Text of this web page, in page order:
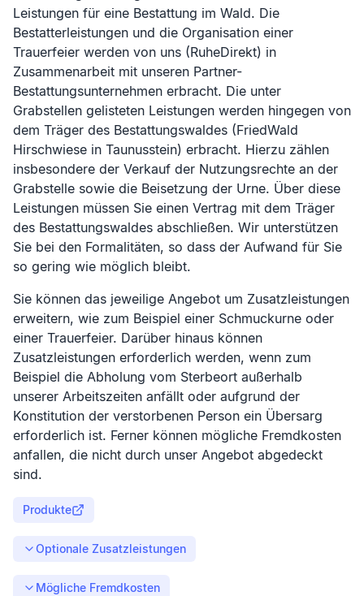
Leistungen für eine Bestattung im Wald. Die
Bestatterleistungen und die Organisation einer
Trauerfeier werden von uns (RuheDirekt) in
Zusammenarbeit mit unseren Partner-
Bestattungsunternehmen erbracht. Die unter
Grabstellen gelisteten Leistungen werden hingegen von
dem Träger des Bestattungswaldes (FriedWald
Hirschwiese in Taunusstein) erbracht. Hierzu zählen
insbesondere der Verkauf der Nutzungsrechte an der
Grabstelle sowie die Beisetzung der Urne. Über diese
Leistungen müssen Sie einen Vertrag mit dem Träger
des Bestattungswaldes abschließen. Wir unterstützen
Sie bei den Formalitäten, so dass der Aufwand für Sie
so gering wie möglich bleibt.
Sie können das jeweilige Angebot um Zusatzleistungen
erweitern, wie zum Beispiel einer Schmuckurne oder
einer Trauerfeier. Darüber hinaus können
Zusatzleistungen erforderlich werden, wenn zum
Beispiel die Abholung vom Sterbeort außerhalb
unserer Arbeitszeiten anfällt oder aufgrund der
Konstitution der verstorbenen Person ein Übersarg
erforderlich ist. Ferner können mögliche Fremdkosten
anfallen, die nicht durch unser Angebot abgedeckt
sind.
Produkte
Optionale Zusatzleistungen
Mögliche Fremdkosten